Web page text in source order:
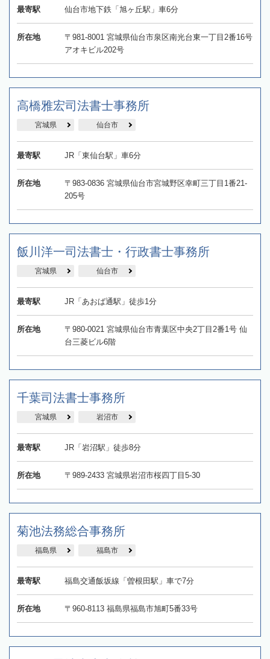
最寄駅 仙台市地下鉄「旭ヶ丘駅」車6分
所在地
〒981-8001 宮城県仙台市泉区南光台東一丁目2番16号
アオキビル202号
高橋雅宏司法書士事務所
宮城県 仙台市
最寄駅 JR「東仙台駅」車6分
所在地
〒983-0836 宮城県仙台市宮城野区幸町三丁目1番21-
205号
飯川洋一司法書士・行政書士事務所
宮城県 仙台市
最寄駅 JR「あおば通駅」徒歩1分
所在地
〒980-0021 宮城県仙台市青葉区中央2丁目2番1号 仙
台三菱ビル6階
千葉司法書士事務所
宮城県 岩沼市
最寄駅 JR「岩沼駅」徒歩8分
所在地 〒989-2433 宮城県岩沼市桜四丁目5-30
菊池法務総合事務所
福島県 福島市
最寄駅 福島交通飯坂線「曽根田駅」車で7分
所在地 〒960-8113 福島県福島市旭町5番33号